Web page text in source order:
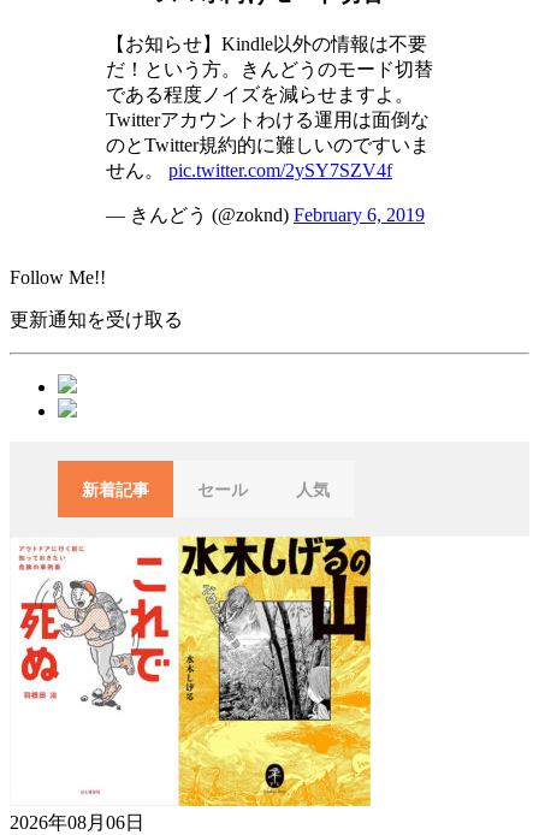
【お知らせ】Kindle以外の情報は不要
だ！という方。きんどうのモード切替
である程度ノイズを減らせますよ。
Twitterアカウントわける運用は面倒な
のとTwitter規約的に難しいのですいま
せん。 pic.twitter.com/2ySY7SZV4f
— きんどう (@zoknd) February 6, 2019
Follow Me!!
更新通知を受け取る
新着記事 セール 人気
2026年08月06日